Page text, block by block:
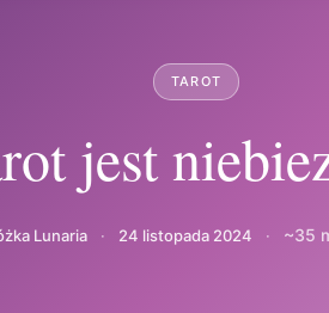
TAROT
jest
Lunaria · 24 listopada 2024 · ~35